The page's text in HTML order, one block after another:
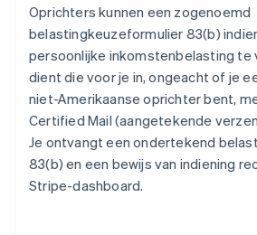
Oprichters kunnen een zogenoemd
belastingkeuzeformulier 83(b)
persoonlijke inkomstenbelasting te
dient die voor je in, ongeacht of je
niet-Amerikaanse oprichter bent,
Certified Mail (aangetekende
Je ontvangt een ondertekend
83(b) en een bewijs van indiening
Stripe-dashboard.